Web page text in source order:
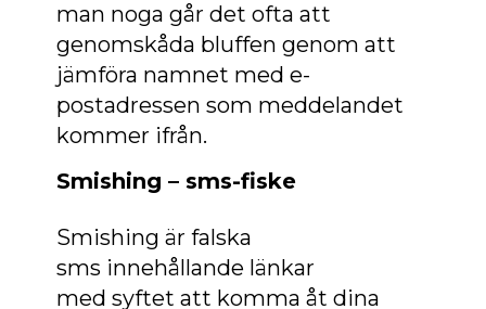
man noga går det ofta att
genomskåda bluffen genom att
jämföra namnet med e-
postadressen som meddelandet
kommer ifrån.
Smishing – sms-fiske
Smishing är falska
sms innehållande länkar
med syftet att komma åt dina